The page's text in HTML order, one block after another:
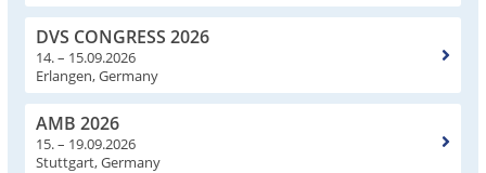
DVS CONGRESS 2026
14. – 15.09.2026
Erlangen, Germany
AMB 2026
15. – 19.09.2026
Stuttgart, Germany